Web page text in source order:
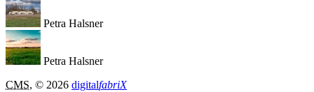
Petra Halsner
Petra Halsner
CMS, © 2026 digitalfabriX